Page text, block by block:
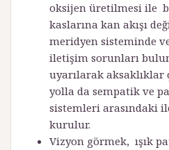
oksijen üretilmesi ile
kaslarına kan akışı
meridyen sisteminde
iletişim sorunları
uyarılarak aksaklıklar
yolla da sempatik ve
sistemleri arasındaki
kurulur.
Vizyon görmek, ışık